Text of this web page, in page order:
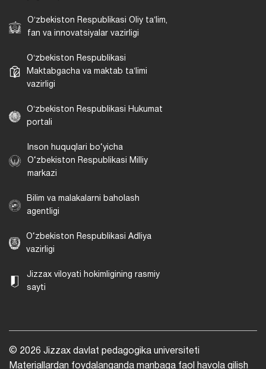
Oʻzbekiston Respublikasi Oliy taʼlim,
fan va innovatsiyalar vazirligi
Oʻzbekiston Respublikasi
Maktabgacha va maktab taʼlimi
vazirligi
Oʻzbekiston Respublikasi Hukumat
portali
Inson huquqlari bo‘yicha
O‘zbekiston Respublikasi Milliy
markazi
Bilim va malakalarni baholash
agentligi
O‘zbekiston Respublikasi Adliya
vazirligi
Jizzax viloyati hokimligining rasmiy
sayti
© 2026 Jizzax davlat pedagogika universiteti
Materiallardan foydalanganda manbaga faol havola qilish